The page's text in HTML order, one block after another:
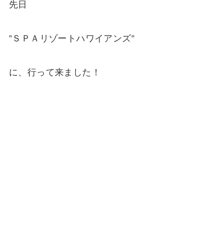
先日
”ＳＰＡリゾートハワイアンズ”
に、行って来ました！